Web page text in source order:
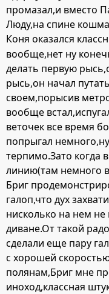
промазал,и вместо
Люду,на спине
Коня оказался
вообще,нет ну
делать первую
рысь,он начал
своем,порысив
вообще
веточек все время
попрыгал
терпимо.Зато когда
линию(там немного
Бриг
галоп,что дух
нисколько на нем
диване.От такой
сделали еще пару
с хорошей
полянам,Бриг мне
иноход,классная